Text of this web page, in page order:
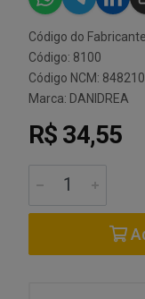
Código do
Código: 8100
Código NCM:
Marca: DANIDREA
R$ 34,55